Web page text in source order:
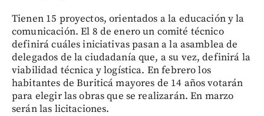
Tienen 15 proyectos, orientados a la educación y la
comunicación. El 8 de enero un comité técnico
definirá cuáles iniciativas pasan a la asamblea de
delegados de la ciudadanía que, a su vez, definirá la
viabilidad técnica y logística. En febrero los
habitantes de Buriticá mayores de 14 años votarán
para elegir las obras que se realizarán. En marzo
serán las licitaciones.